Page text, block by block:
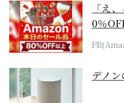
「え
0％
本気が...
デノ